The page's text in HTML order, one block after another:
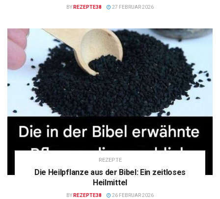
BY REZEPTE38 27 FEBRUAR 2026
REZEPTE
Die Heilpflanze aus der Bibel: Ein zeitloses
Heilmittel
BY REZEPTE38 26 FEBRUAR 2026